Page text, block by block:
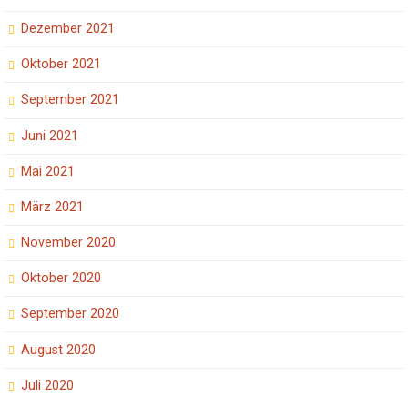
Dezember 2021
Oktober 2021
September 2021
Juni 2021
Mai 2021
März 2021
November 2020
Oktober 2020
September 2020
August 2020
Juli 2020